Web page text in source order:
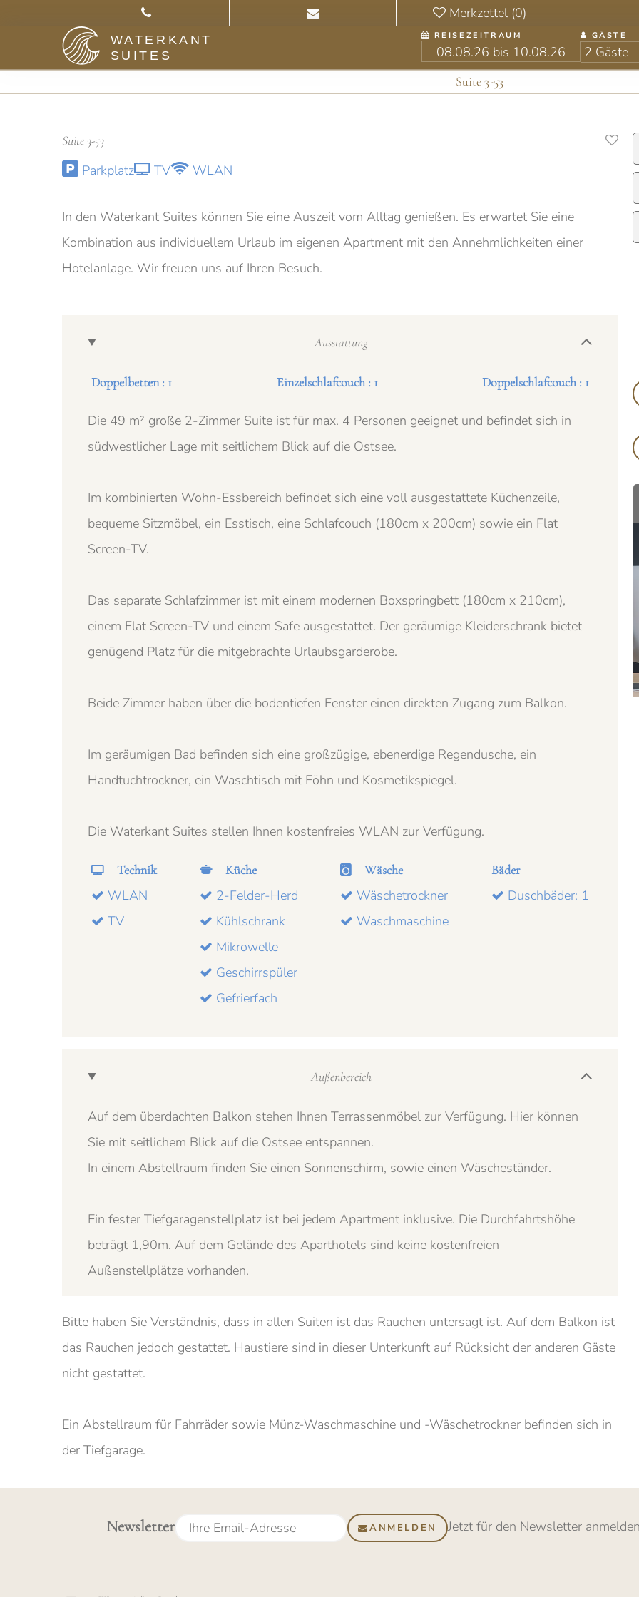
WATERKANT
SUITES
REISEZEITRAUM GÄSTE
Suite 3-53
Suite 3-53
Parkplatz TV WLAN
In den Waterkant Suites können Sie eine Auszeit vom Alltag genießen. Es erwartet Sie eine
Kombination aus individuellem Urlaub im eigenen Apartment mit den Annehmlichkeiten einer
Hotelanlage. Wir freuen uns auf Ihren Besuch.
Ausstattung
Doppelbetten : 1 Einzelschlafcouch : 1 Doppelschlafcouch : 1
Die 49 m² große 2-Zimmer Suite ist für max. 4 Personen geeignet und befindet sich in
südwestlicher Lage mit seitlichem Blick auf die Ostsee.
Im kombinierten Wohn-Essbereich befindet sich eine voll ausgestattete Küchenzeile,
bequeme Sitzmöbel, ein Esstisch, eine Schlafcouch (180cm x 200cm) sowie ein Flat
Screen-TV.
Das separate Schlafzimmer ist mit einem modernen Boxspringbett (180cm x 210cm),
einem Flat Screen-TV und einem Safe ausgestattet. Der geräumige Kleiderschrank bietet
genügend Platz für die mitgebrachte Urlaubsgarderobe.
Beide Zimmer haben über die bodentiefen Fenster einen direkten Zugang zum Balkon.
Im geräumigen Bad befinden sich eine großzügige, ebenerdige Regendusche, ein
Handtuchtrockner, ein Waschtisch mit Föhn und Kosmetikspiegel.
Die Waterkant Suites stellen Ihnen kostenfreies WLAN zur Verfügung.
Technik
WLAN
TV
Küche
2-Felder-Herd
Kühlschrank
Mikrowelle
Geschirrspüler
Gefrierfach
Wäsche
Wäschetrockner
Waschmaschine
Bäder
Duschbäder: 1
Außenbereich
Auf dem überdachten Balkon stehen Ihnen Terrassenmöbel zur Verfügung. Hier können
Sie mit seitlichem Blick auf die Ostsee entspannen.
In einem Abstellraum finden Sie einen Sonnenschirm, sowie einen Wäscheständer.
Ein fester Tiefgaragenstellplatz ist bei jedem Apartment inklusive. Die Durchfahrtshöhe
beträgt 1,90m. Auf dem Gelände des Aparthotels sind keine kostenfreien
Außenstellplätze vorhanden.
Bitte haben Sie Verständnis, dass in allen Suiten ist das Rauchen untersagt ist. Auf dem Balkon ist
das Rauchen jedoch gestattet. Haustiere sind in dieser Unterkunft auf Rücksicht der anderen Gäste
nicht gestattet.
Ein Abstellraum für Fahrräder sowie Münz-Waschmaschine und -Wäschetrockner befinden sich in
der Tiefgarage.
Newsletter ANMELDEN Jetzt für den Newsletter anmelden